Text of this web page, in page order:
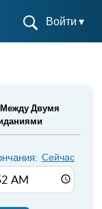
Войти ▾
Двумя
Cейчас